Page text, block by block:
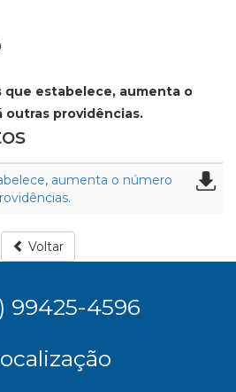
que estabelece, aumenta o
outras providências.
aumenta o número
Voltar
99425-4596